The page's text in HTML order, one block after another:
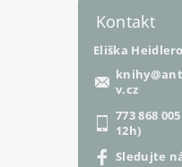
Kontakt
Eliška
knihy@
v.cz
773 868
12h)
Sledujte